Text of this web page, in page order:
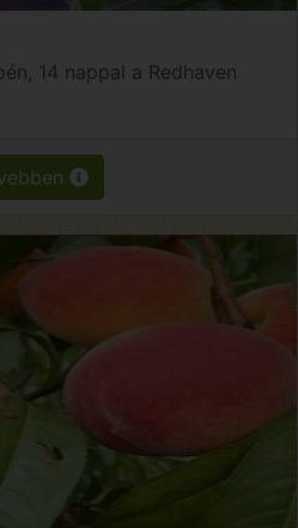
14 nappal a Redhaven